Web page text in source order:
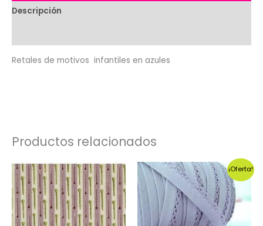
azules
Descripción
Retales de motivos infantiles en azules
Productos relacionados
¡Oferta!